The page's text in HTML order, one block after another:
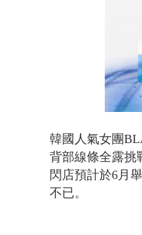
韓國人氣女團
背部線條全露挑
閃店預計於6月
不已。